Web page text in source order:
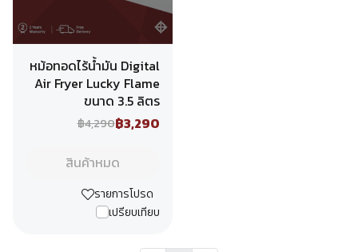
หม้อทอดไร้น้ำมัน Digital
Air Fryer Lucky Flame
ขนาด 3.5 ลิตร
฿4,290฿3,290
สินค้าหมด
รายการโปรด
เปรียบเทียบ